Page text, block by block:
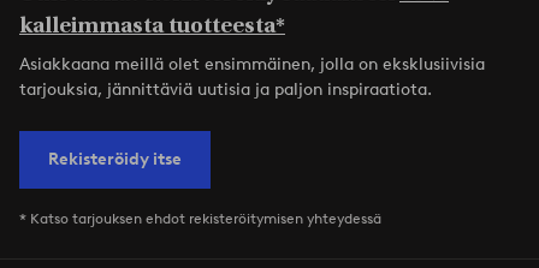
kalleimmasta tuotteesta*
Asiakkaana meillä olet ensimmäinen, jolla on eksklusiivisia
tarjouksia, jännittäviä uutisia ja paljon inspiraatiota.
Rekisteröidy itse
* Katso tarjouksen ehdot rekisteröitymisen yhteydessä